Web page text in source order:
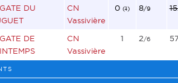
DU
CN
Vassivière
0 (1) 8/9
DE
CN
Vassivière
1 2/6